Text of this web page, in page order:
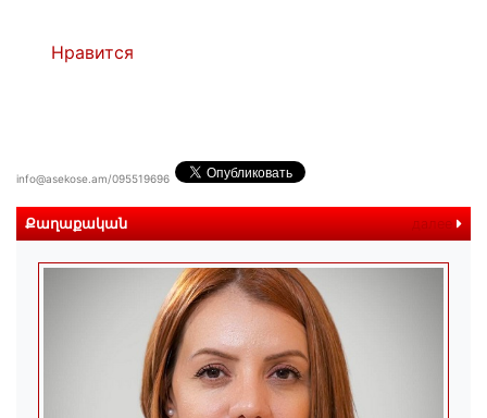
Нравится
info@asekose.am/095519696
Քաղաքական далее